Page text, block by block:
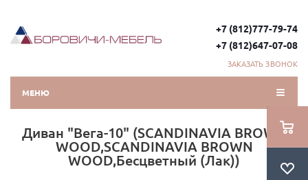
+7 (812)777-79-74
+7 (812)647-07-08
ЗАКАЗАТЬ ЗВОНОК
МЕНЮ
Диван "Вега-10" (SCANDINAVIA BROWN
WOOD,SCANDINAVIA BROWN
WOOD,Бесцветный (Лак))